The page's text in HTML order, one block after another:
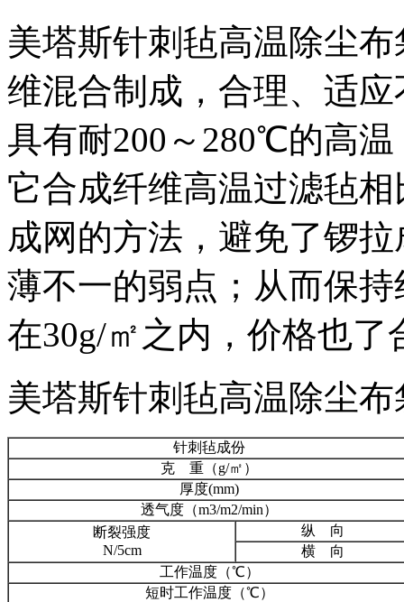
美塔斯针刺毡高温除尘
维混合制成，合理、适
具有耐200～280℃的高
它合成纤维高温过滤毡
成网的方法，避免了锣
薄不一的弱点；从而保
在30g/㎡之内，价格也了
美塔斯针刺毡高温除尘
针刺毡成份
克 重（g/㎡）
厚度(mm)
透气度（m3/m2/min）
断裂强度
N/5cm
纵 向
横 向
工作温度（℃）
短时工作温度（℃）